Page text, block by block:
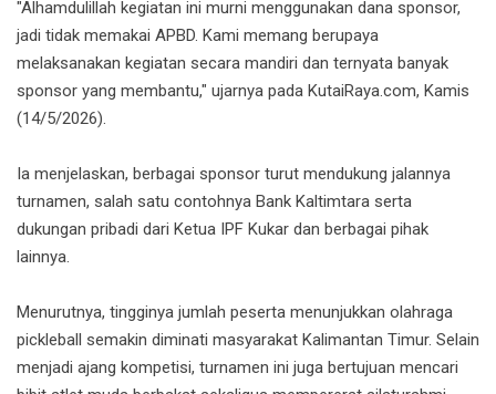
"Alhamdulillah kegiatan ini murni menggunakan dana sponsor,
jadi tidak memakai APBD. Kami memang berupaya
melaksanakan kegiatan secara mandiri dan ternyata banyak
sponsor yang membantu," ujarnya pada KutaiRaya.com, Kamis
(14/5/2026).
Ia menjelaskan, berbagai sponsor turut mendukung jalannya
turnamen, salah satu contohnya Bank Kaltimtara serta
dukungan pribadi dari Ketua IPF Kukar dan berbagai pihak
lainnya.
Menurutnya, tingginya jumlah peserta menunjukkan olahraga
pickleball semakin diminati masyarakat Kalimantan Timur. Selain
menjadi ajang kompetisi, turnamen ini juga bertujuan mencari